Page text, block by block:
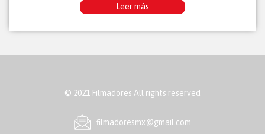
Leer más
© 2021 Filmadores All rights reserved
ﬁlmadoresmx@gmail.com